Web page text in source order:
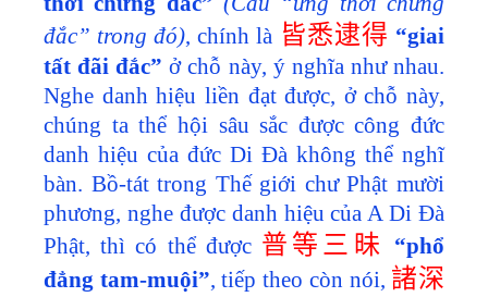
đắc” trong đó), chính là 皆悉逮得 “giai
tất đãi đắc”ở chỗ này, ý nghĩa như nhau.
Nghe danh hiệu liền đạt được, ở chỗ này,
chúng ta thể hội sâu sắc được công đức
danh hiệu của đức Di Đà không thể nghĩ
bàn. Bồ-tát trong Thế giới chư Phật mười
phương, nghe được danh hiệu của A Di Đà
Phật, thì có thể được 普等三昧
“phổ
đẳng tam-muội”, tiếp theo còn nói, 諸深